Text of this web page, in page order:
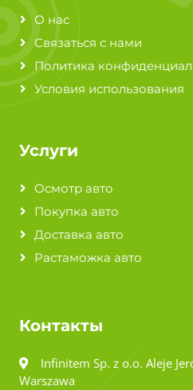
О нас
Связаться с нами
Политика
Условия использования
Услуги
Осмотр авто
Покупка авто
Доставка авто
Растаможка авто
Контакты
Infinitem Sp. z o.o. Aleje
Warszawa